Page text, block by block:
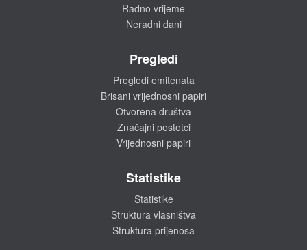
Radno vrijeme
Neradni dani
Pregledi
Pregledi emitenata
Brisani vrijednosni papiri
Otvorena društva
Značajni postotci
Vrijednosni papiri
Statistike
Statistike
Struktura vlasništva
Struktura prijenosa